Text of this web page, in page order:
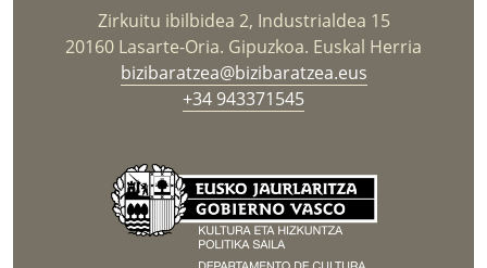
Zirkuitu ibilbidea 2, Industrialdea 15
20160 Lasarte-Oria. Gipuzkoa. Euskal Herria
bizibaratzea@bizibaratzea.eus
+34 943371545